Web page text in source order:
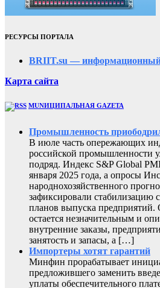
РЕСУРСЫ ПОРТАЛА
BRIIT.su —
Карта сайта
MUNИЦИПАЛЬНАЯ GAZЕТА
Промышленность
В июле часть опережающих
российской промышленности
подряд. Индекс S&P Global
января 2025 года, а опросы
народнохозяйственного
зафиксировали стабилизацию
планов выпуска предприятий.
остается незначительным и
внутренние заказы,
занятость и запасы, а […]
Импортеры хотят гарантий
Минфин прорабатывает
предложившего заменить
уплаты обеспечительного